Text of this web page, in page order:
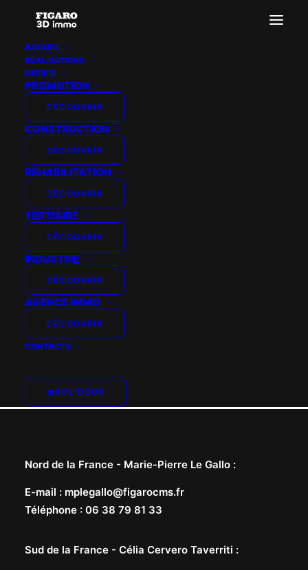
ACCUEIL
RÉALISATIONS
OFFRES
PROMOTION
DÉCOUVRIR
CONSTRUCTION
DÉCOUVRIR
RÉHABILITATION
DÉCOUVRIR
TERTIAIRE
DÉCOUVRIR
INDUSTRIE
DÉCOUVRIR
AGENCE IMMO
DÉCOUVRIR
CONTACTS
BOUTIQUE
Accueil
Plan 3D interactif immobilier Homebyme
Nord de la France - Marie-Pierre Le Gallo :
E-mail : mplegallo@figarocms.fr
Téléphone : 06 38 79 81 33
Sud de la France - Célia Cervero Taverriti :